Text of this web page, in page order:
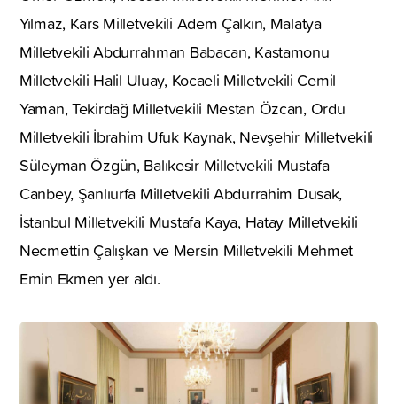
Yılmaz, Kars Milletvekili Adem Çalkın, Malatya
Milletvekili Abdurrahman Babacan, Kastamonu
Milletvekili Halil Uluay, Kocaeli Milletvekili Cemil
Yaman, Tekirdağ Milletvekili Mestan Özcan, Ordu
Milletvekili İbrahim Ufuk Kaynak, Nevşehir Milletvekili
Süleyman Özgün, Balıkesir Milletvekili Mustafa
Canbey, Şanlıurfa Milletvekili Abdurrahim Dusak,
İstanbul Milletvekili Mustafa Kaya, Hatay Milletvekili
Necmettin Çalışkan ve Mersin Milletvekili Mehmet
Emin Ekmen yer aldı.